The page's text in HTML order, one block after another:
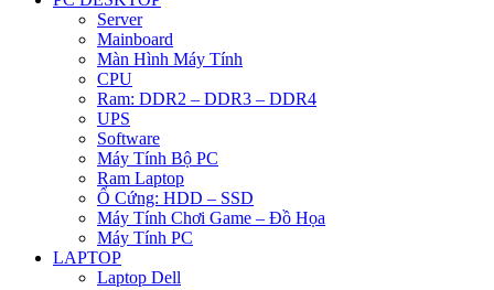
Server
Mainboard
Màn Hình Máy Tính
CPU
Ram: DDR2 – DDR3 – DDR4
UPS
Software
Máy Tính Bộ PC
Ram Laptop
Ổ Cứng: HDD – SSD
Máy Tính Chơi Game – Đồ Họa
Máy Tính PC
LAPTOP
Laptop Dell